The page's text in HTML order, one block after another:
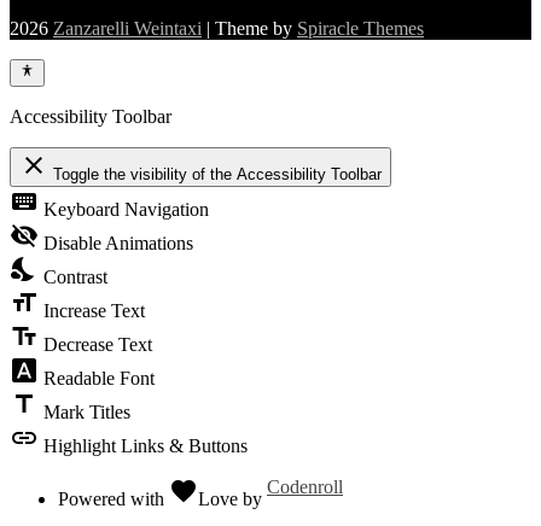
2026 Zanzarelli Weintaxi | Theme by Spiracle Themes
Accessibility Toolbar
close Toggle the visibility of the Accessibility Toolbar
keyboard Keyboard Navigation
visibility_off Disable Animations
nights_stay Contrast
format_size Increase Text
text_fields Decrease Text
font_download Readable Font
title Mark Titles
link Highlight Links & Buttons
Powered with favoriteLove by
Codenroll